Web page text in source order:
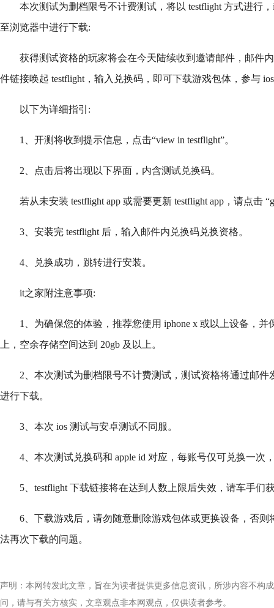
本次测试为删档限号不计费测试，将以 testflight 方式进行
至浏览器中进行下载:
获得测试资格的玩家将会在今天陆续收到邀请邮件，邮件
件链接唤起 testflight，输入兑换码，即可下载游戏包体，参与
以下为详细指引:
1、开测将收到提示信息，点击“view in testflight”。
2、点击后将出现以下界面，内含测试兑换码。
若从未安装 testflight app 或需要更新 testflight app，请点击
3、安装完 testflight 后，输入邮件内兑换码兑换资格。
4、兑换成功，跳转进行安装。
it之家附注意事项:
1、为确保您的体验，推荐您使用 iphone x 或以上设备，并
上，空余存储空间达到 20gb 及以上。
2、本次测试为删档限号不计费测试，测试资格将通过邮件
进行下载。
3、本次 ios 测试与安卓测试不同服。
4、本次测试兑换码和 apple id 对应，每账号仅可兑换一次
5、testflight 下载链接将在达到人数上限后失效，请车手们
6、下载游戏后，请勿随意删除游戏包体或更换设备，否则
法再次下载的问题。
声明：本网转发此文章，旨在为读者提供更多信息资讯，所涉内容不构
问，请与有关方核实，文章观点非本网观点，仅供读者参考。